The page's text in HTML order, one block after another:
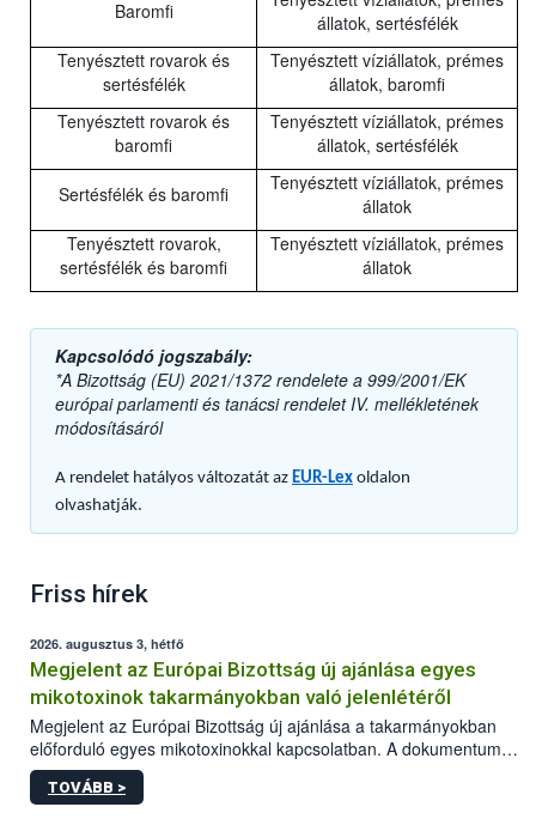
Baromfi
állatok, sertésfélék
Tenyésztett rovarok és
sertésfélék
Tenyésztett víziállatok, prémes
állatok, baromfi
Tenyésztett rovarok és
baromfi
Tenyésztett víziállatok, prémes
állatok, sertésfélék
Sertésfélék és baromfi
Tenyésztett víziállatok, prémes
állatok
Tenyésztett rovarok,
sertésfélék és baromfi
Tenyésztett víziállatok, prémes
állatok
Kapcsolódó jogszabály:
*A Bizottság (EU) 2021/1372 rendelete a 999/2001/EK
európai parlamenti és tanácsi rendelet IV. mellékletének
módosításáról
A rendelet hatályos változatát az EUR-Lex oldalon
olvashatják.
Friss hírek
2026. augusztus 3, hétfő
Megjelent az Európai Bizottság új ajánlása egyes
mikotoxinok takarmányokban való jelenlétéről
Megjelent az Európai Bizottság új ajánlása a takarmányokban
előforduló egyes mikotoxinokkal kapcsolatban. A dokumentum
2027-től új irányértékek alkalmazását írja elő, és a jelenleg
hatályos uniós ajánlások helyébe lép.
TOVÁBB >